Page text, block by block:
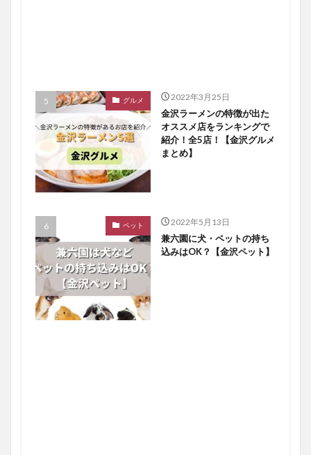
グルメ 2022年3月25日
金沢ラーメンの特徴が出た
オススメ店をランキングで
紹介！全5店！【金沢グルメ
まとめ】
ペット 2022年5月13日
兼六園に犬・ペットの持ち
込みはOK？【金沢ペット】